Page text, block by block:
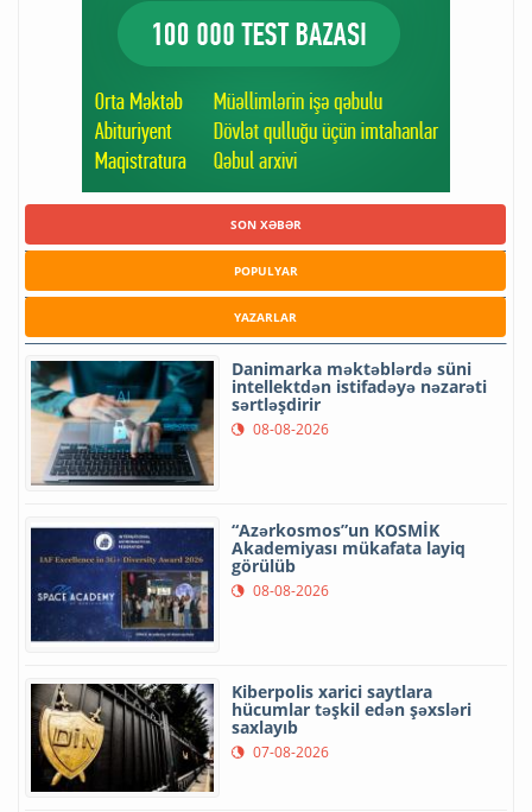
SON XƏBƏR
POPULYAR
YAZARLAR
Danimarka məktəblərdə süni
intellektdən istifadəyə nəzarəti
sərtləşdirir
08-08-2026
“Azərkosmos”un KOSMİK
Akademiyası mükafata layiq
görülüb
08-08-2026
Kiberpolis xarici saytlara
hücumlar təşkil edən şəxsləri
saxlayıb
07-08-2026